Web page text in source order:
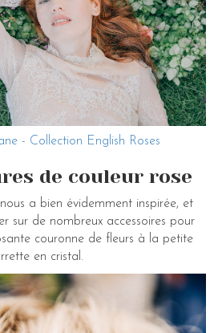
- Collection English Roses
de couleur rose
a bien évidemment inspirée, et
sur de nombreux accessoires pour
couronne de fleurs à la petite
en cristal.